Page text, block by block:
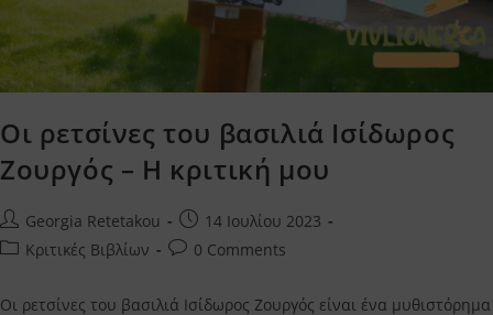
Οι ρετσίνες του βασιλιά Ισίδωρος
Ζουργός – Η κριτική μου
Post
author:
Georgia Retetakou
Post
published:
14 Ιουλίου 2023
PostΚριτικές Βιβλίων
Post0 Comments
Οι ρετσίνες του βασιλιά Ισίδωρος Ζουργός είναι ένα μυθιστόρημα